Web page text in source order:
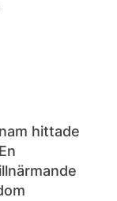
hittade